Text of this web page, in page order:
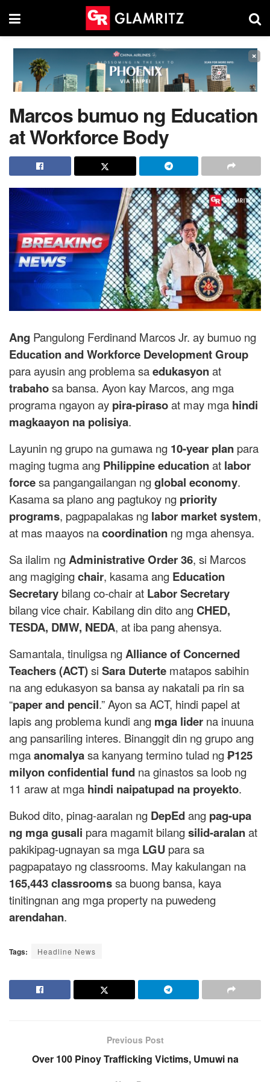
×
Marcos bumuo ng Education
at Workforce Body
Ang Pangulong Ferdinand Marcos Jr. ay bumuo ng
Education and Workforce Development Group
para ayusin ang problema saedukasyonat
trabahosa bansa. Ayon kay Marcos, ang mga
programa ngayon ay pira-pirasoat may mga hindi
magkaayon na polisiya.
Layunin ng grupo na gumawa ng 10-year plan para
maging tugma ang Philippine educationat labor
forcesa pangangailangan ngglobal economy.
Kasama sa plano ang pagtukoy ng priority
programs, pagpapalakas ng labor market system,
at mas maayos nacoordination ng mga ahensya.
Sa ilalim ngAdministrative Order 36, si Marcos
ang magigingchair, kasama ang Education
Secretary bilang co-chair at Labor Secretary
bilang vice chair. Kabilang din dito angCHED,
TESDA, DMW, NEDA, at iba pang ahensya.
Samantala, tinuligsa ngAlliance of Concerned
Teachers (ACT)si Sara Duterte matapos sabihin
na ang edukasyon sa bansa ay nakatali pa rin sa
“paper and pencil.” Ayon sa ACT, hindi papel at
lapis ang problema kundi ang mga lider na inuuna
ang pansariling interes. Binanggit din ng grupo ang
mgaanomalyasa kanyang termino tulad ng₱125
milyon confidential fund na ginastos sa loob ng
11 araw at mga hindi naipatupad na proyekto.
Bukod dito, pinag-aaralan ng DepEdang pag-upa
ng mga gusali para magamit bilangsilid-aralanat
pakikipag-ugnayan sa mga LGU para sa
pagpapatayo ng classrooms. May kakulangan na
165,443 classroomssa buong bansa, kaya
tinitingnan ang mga property na puwedeng
arendahan.
Tags: Headline News
Previous Post
Over 100 Pinoy Trafficking Victims, Umuwi na